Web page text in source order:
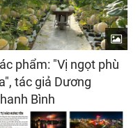
phẩm: "Vị ngọt phù
tác giả Dương
Bình